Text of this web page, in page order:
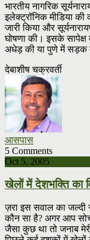
भारतीय नागरिक
इलेक्ट्रॉनिक मीडिया
जारी किया और
घोषणा की। इसके सापेक्ष
अधेड़ की या पुणे में सड़क
देबाशीष चक्रवर्ती
आसपास
5 Comments
Oct 5, 2005
खेलों में देशभक्ति का
ज़रा इस सवाल का जल्दी
कौन सा है? अगर आप
जैसा कुछ था तो जनाब